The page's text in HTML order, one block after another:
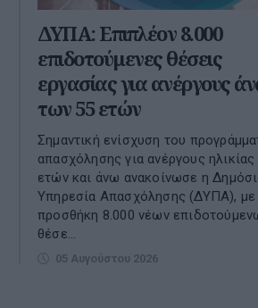
ΔΥΠΑ: Επιπλέον 8.000
επιδοτούμενες θέσεις
εργασίας για ανέργους
των 55 ετών
Σημαντική ενίσχυση του
απασχόλησης για ανέργους
ετών και άνω ανακοίνωσε η
Υπηρεσία Απασχόλησης (ΔΥΠΑ), με
προσθήκη 8.000 νέων
θέσε...
05 Αυγούστου 2026